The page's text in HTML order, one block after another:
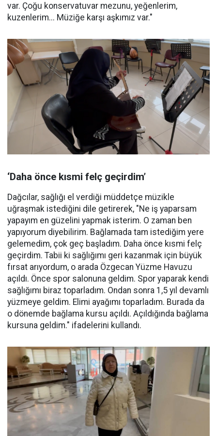
var. Çoğu konservatuvar mezunu, yeğenlerim,
kuzenlerim... Müziğe karşı aşkımız var."
‘Daha önce kısmi felç geçirdim’
Dağcılar, sağlığı el verdiği müddetçe müzikle
uğraşmak istediğini dile getirerek, "Ne iş yaparsam
yapayım en güzelini yapmak isterim. O zaman ben
yapıyorum diyebilirim. Bağlamada tam istediğim yere
gelemedim, çok geç başladım. Daha önce kısmi felç
geçirdim. Tabii ki sağlığımı geri kazanmak için büyük
fırsat arıyordum, o arada Özgecan Yüzme Havuzu
açıldı. Önce spor salonuna geldim. Spor yaparak kendi
sağlığımı biraz toparladım. Ondan sonra 1,5 yıl devamlı
yüzmeye geldim. Elimi ayağımı toparladım. Burada da
o dönemde bağlama kursu açıldı. Açıldığında bağlama
kursuna geldim." ifadelerini kullandı.